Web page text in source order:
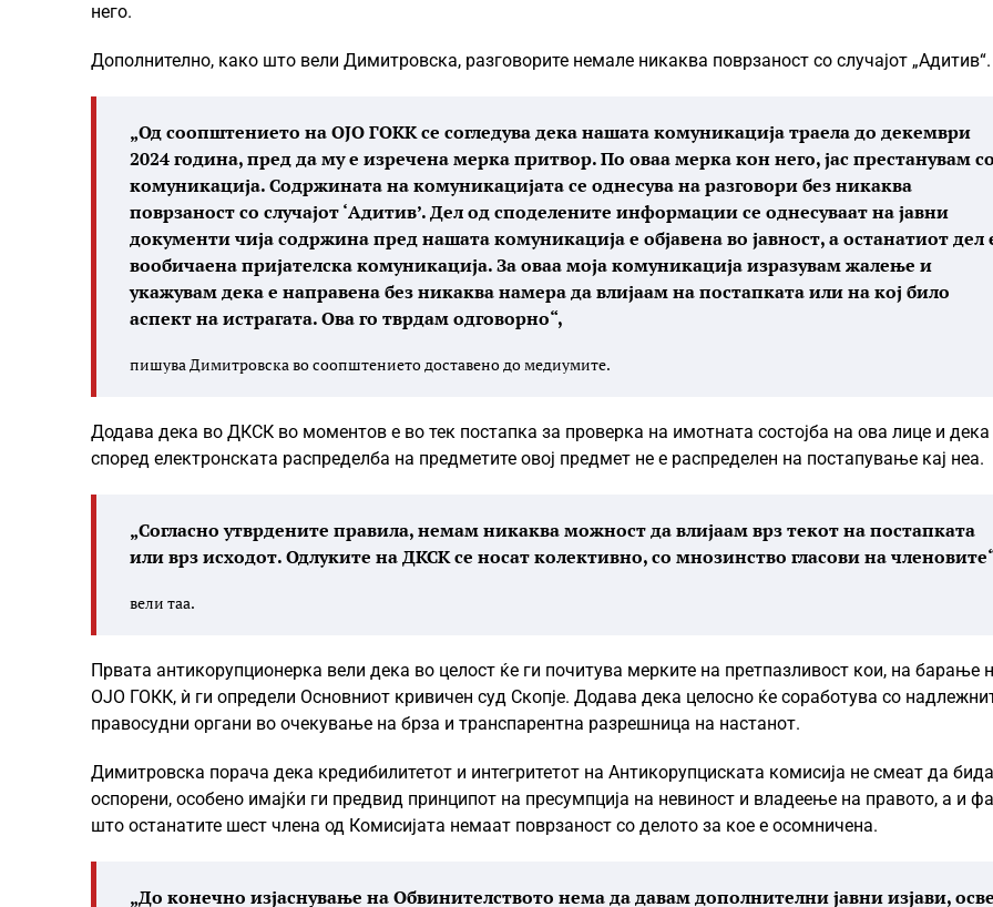
него.
Дополнително, како што вели Димитровска, разговорите немале никаква поврзаност со случајот „Адитив“.
„Од соопштението на ОЈО ГОКК се согледува дека нашата комуникација траела до декември
2024 година, пред да му е изречена мерка притвор. По оваа мерка кон него, јас престанувам со
комуникација. Содржината на комуникацијата се однесува на разговори без никаква
поврзаност со случајот ‘Адитив’. Дел од споделените информации се однесуваат на јавни
документи чија содржина пред нашата комуникација е објавена во јавност, а останатиот дел
вообичаена пријателска комуникација. За оваа моја комуникација изразувам жалење и
укажувам дека е направена без никаква намера да влијаам на постапката или на кој било
аспект на истрагата. Ова го тврдам одговорно“,
пишува Димитровска во соопштението доставено до медиумите.
Додава дека во ДКСК во моментов е во тек постапка за проверка на имотната состојба на ова лице и дека
според електронската распределба на предметите овој предмет не е распределен на постапување кај неа.
„Согласно утврдените правила, немам никаква можност да влијаам врз текот на постапката
или врз исходот. Одлуките на ДКСК се носат колективно, со мнозинство гласови на
вели таа.
Првата антикорупционерка вели дека во целост ќе ги почитува мерките на претпазливост кои, на барање
ОЈО ГОКК, ѝ ги определи Основниот кривичен суд Скопје. Додава дека целосно ќе соработува со
правосудни органи во очекување на брза и транспарентна разрешница на настанот.
Димитровска порача дека кредибилитетот и интегритетот на Антикорупциската комисија не смеат да
оспорени, особено имајќи ги предвид принципот на пресумпција на невиност и владеење на правото, а и
што останатите шест члена од Комисијата немаат поврзаност со делото за кое е осомничена.
„До конечно изјаснување на Обвинителството нема да давам дополнителни јавни изјави,